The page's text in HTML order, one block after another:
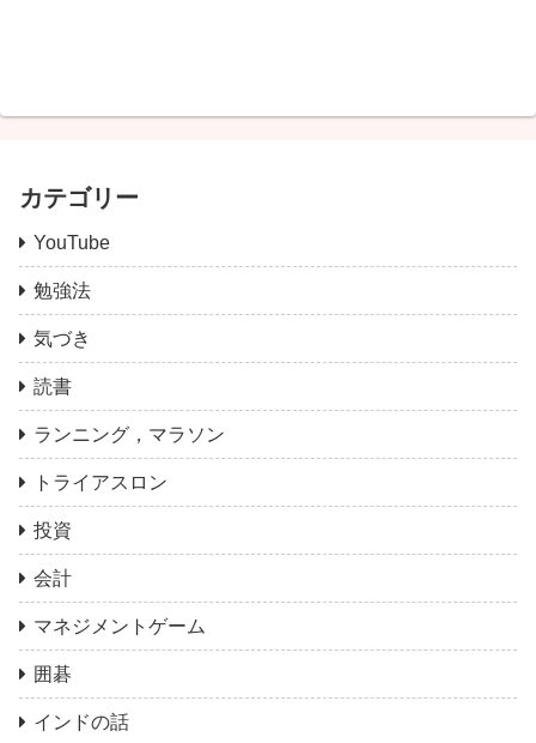
カテゴリー
YouTube
勉強法
気づき
読書
ランニング，マラソン
トライアスロン
投資
会計
マネジメントゲーム
囲碁
インドの話